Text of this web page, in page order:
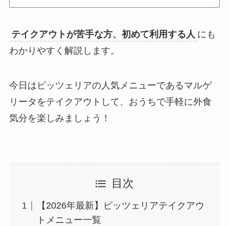
テイクアウトが苦手な方、初めて利用する人 にも
わかりやすく解説します。
今日はピッツェリアの人気メニューであるマルゲ
リータをテイクアウトして、おうちで手軽に外食
気分を楽しみましょう！
目次
【2026年最新】ピッツェリアテイクアウ
トメニュー一覧